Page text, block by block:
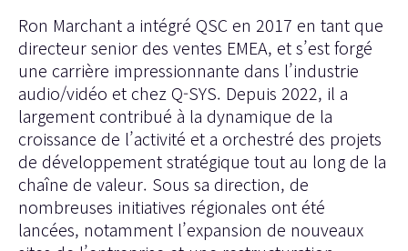
Ron Marchant a intégré QSC en 2017 en tant que
directeur senior des ventes EMEA, et s’est forgé
une carrière impressionnante dans l’industrie
audio/vidéo et chez Q-SYS. Depuis 2022, il a
largement contribué à la dynamique de la
croissance de l’activité et a orchestré des projets
de développement stratégique tout au long de la
chaîne de valeur. Sous sa direction, de
nombreuses initiatives régionales ont été
lancées, notamment l’expansion de nouveaux